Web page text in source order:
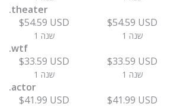
.theater
$54.59 USD
1 שנה
$54.59 USD
1 שנה
.wtf
$33.59 USD
1 שנה
$33.59 USD
1 שנה
.actor
$41.99 USD
$41.99 USD